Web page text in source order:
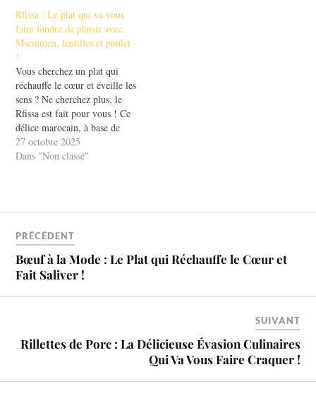
riches et généreuses qui
séduisent à chaque bouchée.
Imaginez des morceaux de
poulet tendres, mijotés…
Rfissa : Le plat qui va vous
faire fondre de plaisir avec
Msemmen, lentilles et poulet
!
Vous cherchez un plat qui
réchauffe le cœur et éveille les
sens ? Ne cherchez plus, le
Rfissa est fait pour vous ! Ce
délice marocain, à base de
Msemmen, de lentilles et de
poulet, est bien plus qu'un
27 octobre 2025
Dans "Non classé"
PRÉCÉDENT
Bœuf à la Mode : Le Plat qui Réchauffe le Cœur et
Fait Saliver !
SUIVANT
Rillettes de Porc : La Délicieuse Évasion Culinaires
Qui Va Vous Faire Craquer !